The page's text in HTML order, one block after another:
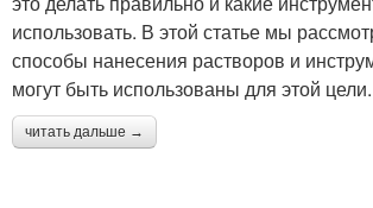
использовать. В этой статье мы
способы нанесения растворов и
могут быть использованы для этой цели.
читать дальше →